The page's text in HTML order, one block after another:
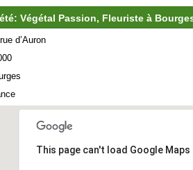
Végétal Passion, Fleuriste à
d’Auron
This page can't load Google